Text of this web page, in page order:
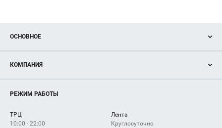
ОСНОВНОЕ
Новости
Магазины
Услуги
КОМПАНИЯ
Рекламодателям
Как добраться
РЕЖИМ РАБОТЫ
ТРЦ
10:00 - 22:00
Лента
Круглосуточно